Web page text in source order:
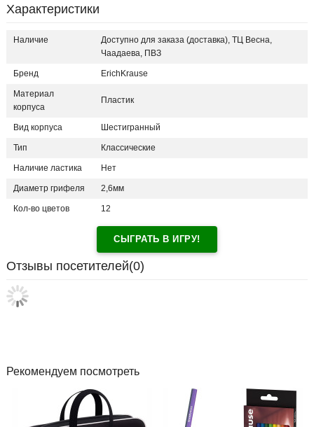
Характеристики
Наличие
Доступно для заказа (доставка), ТЦ Весна,
Чаадаева, ПВЗ
Бренд ErichKrause
Материал
корпуса
Пластик
Вид корпуса Шестигранный
Тип Классические
Наличие ластика Нет
Диаметр грифеля 2,6мм
Кол-во цветов 12
СЫГРАТЬ В ИГРУ!
Отзывы посетителей(0)
Рекомендуем посмотреть